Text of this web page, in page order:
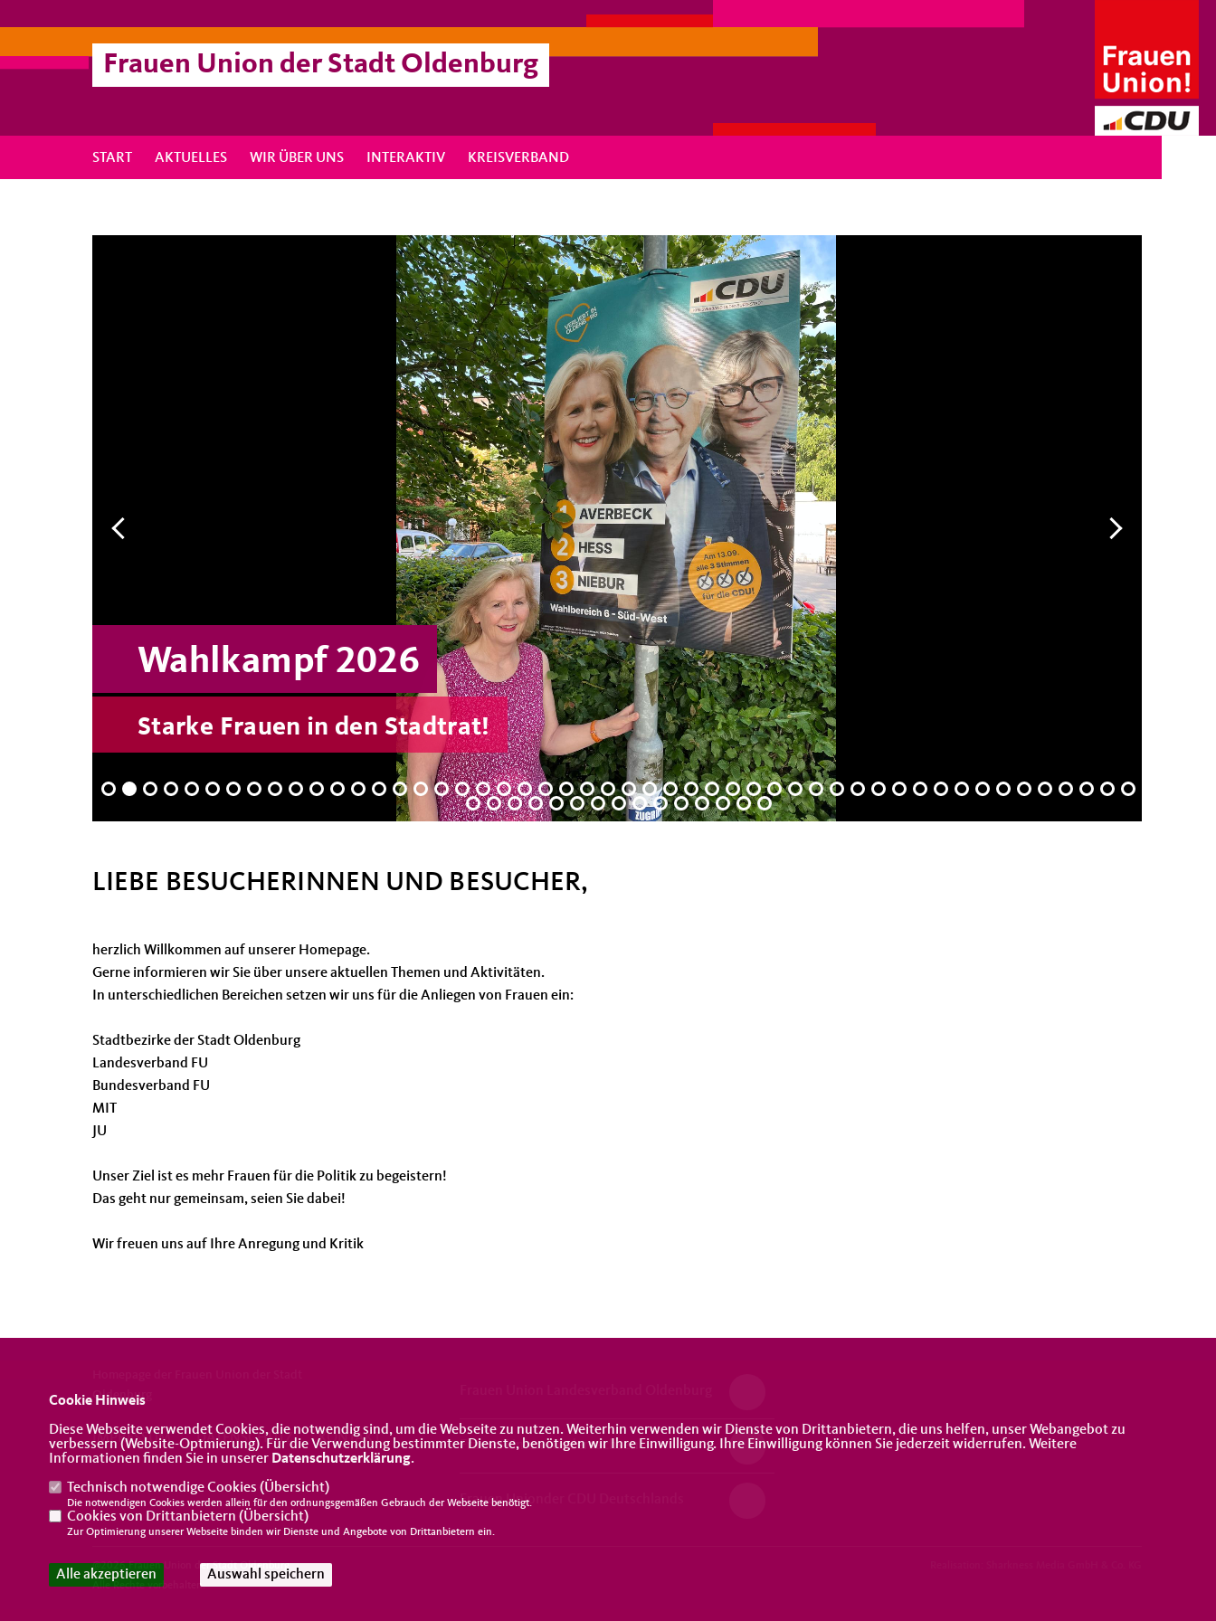
Frauen Union der Stadt Oldenburg
START AKTUELLES WIR ÜBER UNS INTERAKTIV KREISVERBAND
Wahlkampf 2026
Starke Frauen in den Stadtrat!
LIEBE BESUCHERINNEN UND BESUCHER,
herzlich Willkommen auf unserer Homepage.
Gerne informieren wir Sie über unsere aktuellen Themen und Aktivitäten.
In unterschiedlichen Bereichen setzen wir uns für die Anliegen von Frauen ein:
Stadtbezirke der Stadt Oldenburg
Landesverband FU
Bundesverband FU
MIT
JU
Unser Ziel ist es mehr Frauen für die Politik zu begeistern!
Das geht nur gemeinsam, seien Sie dabei!
Wir freuen uns auf Ihre Anregung und Kritik
Oldenburg
IMPRESSUM DATENSCHUTZ KONTAKT Frauen Union Niedersachsen
Frauen Unionder CDU Deutschlands
@2026 Frauen Union der Stadt Oldenburg
Alle Rechte vorbehalten.
Cookie Hinweis
Diese Webseite verwendet Cookies, die notwendig sind, um die Webseite zu nutzen. Weiterhin verwenden wir Dienste von Drittanbietern, die uns helfen, unser Webangebot zu
verbessern (Website-Optmierung). Für die Verwendung bestimmter Dienste, benötigen wir Ihre Einwilligung. Ihre Einwilligung können Sie jederzeit widerrufen. Weitere
Informationen finden Sie in unserer Datenschutzerklärung.
Technisch notwendige Cookies (Übersicht)
Die notwendigen Cookies werden allein für den ordnungsgemäßen Gebrauch der Webseite benötigt.
Cookies von Drittanbietern (Übersicht)
Zur Optimierung unserer Webseite binden wir Dienste und Angebote von Drittanbietern ein.
Alle akzeptieren Auswahl speichern